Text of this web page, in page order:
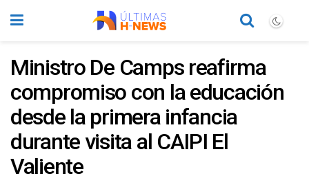
Ministro De Camps reafirma
compromiso con la educación
desde la primera infancia
durante visita al CAIPI El
Valiente